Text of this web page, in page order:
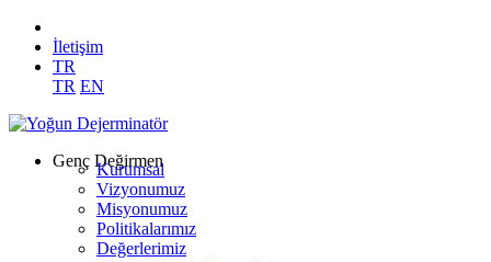
İletişim
TR
TR EN
Genç Değirmen
Kurumsal
Vizyonumuz
Misyonumuz
Politikalarımız
Değerlerimiz